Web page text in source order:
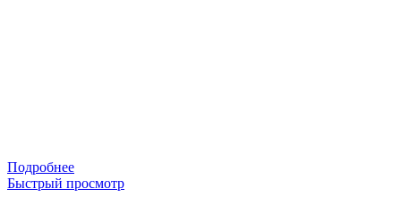
Подробнее
Быстрый просмотр